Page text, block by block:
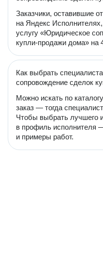
Заказчики, оставившие
на Яндекс
услугу «Юридическое
купли-продажи дома» на
Как выбрать
сопровождение сделок
Можно искать по
заказ — тогда
Чтобы выбрать лучшего
в профиль исполнителя
и примеры работ.